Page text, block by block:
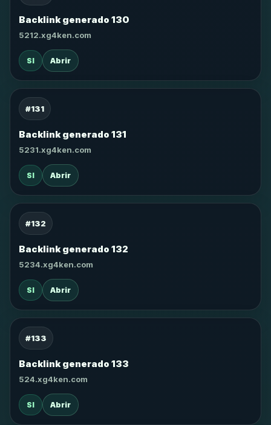
Backlink generado 130
5212.xg4ken.com
SI Abrir
#131
Backlink generado 131
5231.xg4ken.com
SI Abrir
#132
Backlink generado 132
5234.xg4ken.com
SI Abrir
#133
Backlink generado 133
524.xg4ken.com
SI Abrir